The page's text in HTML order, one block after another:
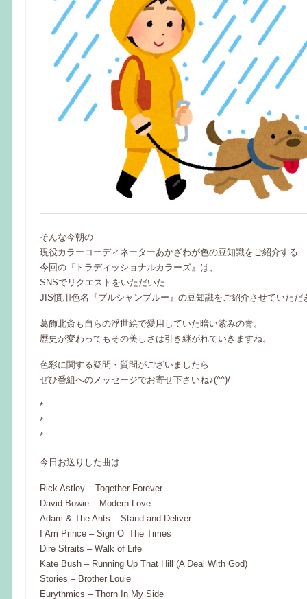
そんな今朝の
現役カラーコーディネーターあかざわが色の豆知識をご紹介する
今回の『トラディッショナルカラーズ』は、
SNSでリクエストをいただいた
JIS慣用色名『プルシャンブルー』の豆知識をご紹介させていただ
葛飾北斎も自らの浮世絵で愛用していた暗い紫みの青。
歴史が変わってもその美しさは引き継がれていきますね。
色彩に関する疑問・質問がございましたら
ぜひ番組へのメッセージでお寄せ下さいね♪(^^)/
*
*
*
今日お送りした曲は
Rick Astley – Together Forever
David Bowie – Modern Love
Adam & The Ants – Stand and Deliver
I Am Prince – Sign O’ The Times
Dire Straits – Walk of Life
Kate Bush – Running Up That Hill (A Deal With God)
Stories – Brother Louie
Eurythmics – Thorn In My Side